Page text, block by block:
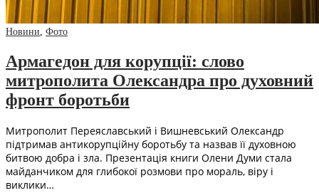
Новини, Фото
Армагедон для корупції: слово
митрополита Олександра про духовний
фронт боротьби
Митрополит Переяславський і Вишневський Олександр
підтримав антикорупційну боротьбу та назвав її духовною
битвою добра і зла. Презентація книги Олени Думи стала
майданчиком для глибокої розмови про мораль, віру і
виклики…